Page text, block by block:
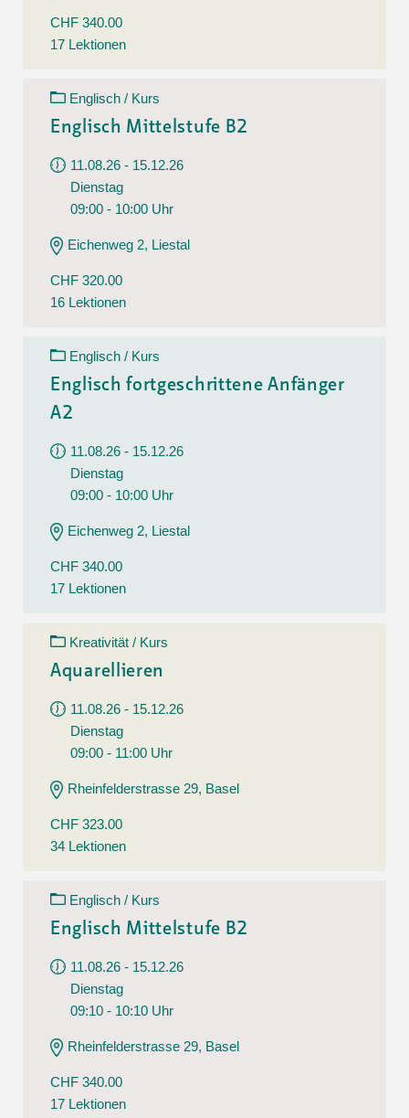
CHF 340.00
17 Lektionen
Englisch / Kurs
Englisch Mittelstufe B2
11.08.26 - 15.12.26
Dienstag
09:00 - 10:00 Uhr
Eichenweg 2, Liestal
CHF 320.00
16 Lektionen
Englisch / Kurs
Englisch fortgeschrittene Anfänger
A2
11.08.26 - 15.12.26
Dienstag
09:00 - 10:00 Uhr
Eichenweg 2, Liestal
CHF 340.00
17 Lektionen
Kreativität / Kurs
Aquarellieren
11.08.26 - 15.12.26
Dienstag
09:00 - 11:00 Uhr
Rheinfelderstrasse 29, Basel
CHF 323.00
34 Lektionen
Englisch / Kurs
Englisch Mittelstufe B2
11.08.26 - 15.12.26
Dienstag
09:10 - 10:10 Uhr
Rheinfelderstrasse 29, Basel
CHF 340.00
17 Lektionen